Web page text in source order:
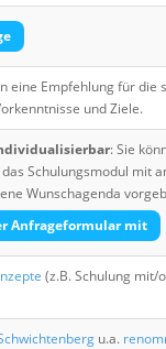
eine Empfehlung für
und Ziele.
: Sie
Schulungsmodul mit
Wunschagenda
Anfrageformular mit
(z.B. Schulung mit/
u.a.